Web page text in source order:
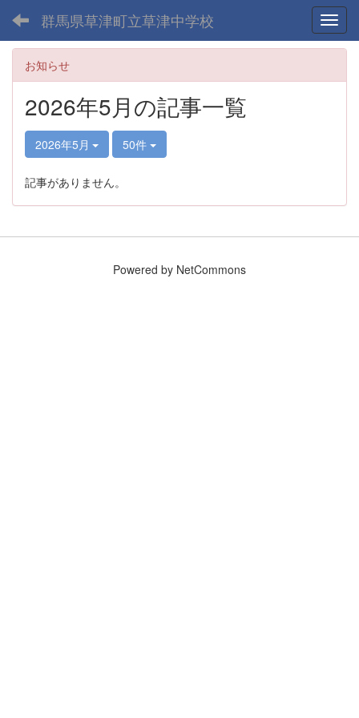
群馬県草津町立草津中学校
お知らせ
2026年5月の記事一覧
2026年5月 50件
記事がありません。
Powered by NetCommons